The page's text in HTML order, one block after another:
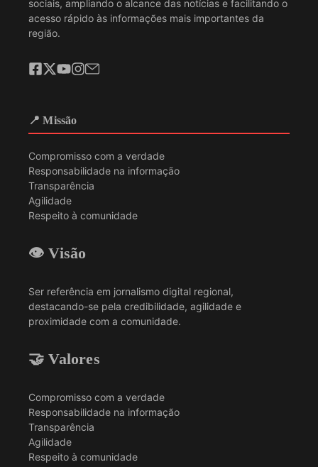
sociais, ampliando o alcance das notícias e facilitando o
acesso rápido às informações mais importantes da
região.
📍 Missão
Compromisso com a verdade
Responsabilidade na informação
Transparência
Agilidade
Respeito à comunidade
👁️ Visão
Ser referência em jornalismo digital regional,
destacando-se pela credibilidade, agilidade e
proximidade com a comunidade.
🤝 Valores
Compromisso com a verdade
Responsabilidade na informação
Transparência
Agilidade
Respeito à comunidade